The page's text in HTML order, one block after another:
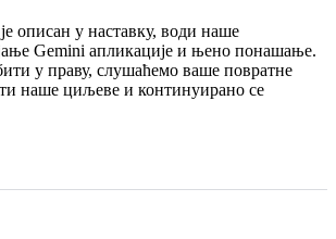
описан у наставку, води наше
Gemini апликације и њено понашање.
у праву, слушаћемо ваше повратне
наше циљеве и континуирано се